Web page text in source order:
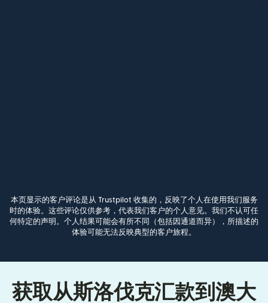
本页显示的客户评论是从 Trustpilot 收集的，反映了个人在使用我们服务
时的体验。这些评论仅供参考，代表我们客户的个人意见。我们不认可任
何特定的声明。个人结果可能会有所不同（包括因通道而异），所描述的
体验可能无法反映典型的客户旅程。
获取从斯洛伐克汇款到澳大